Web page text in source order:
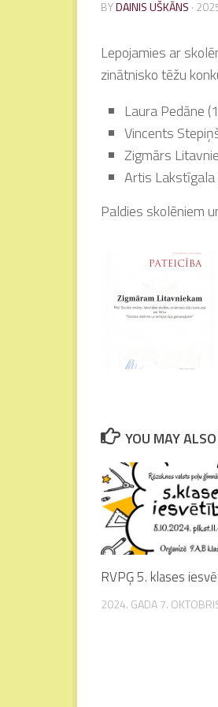
BYDAINIS UŠKĀNS ·
Lepojamies ar
zinātnisko tēžu
Laura Pedāne
Vincents
Zigmārs
Artis Lakstīgala
Paldies skolēniem
YOU MAY
RVPĢ 5. klases
2024. GADA 7.